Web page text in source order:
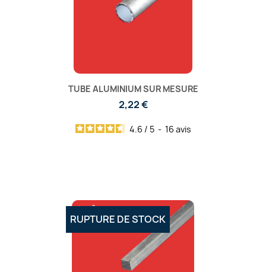
TUBE ALUMINIUM SUR MESURE
2,22 €
4.6 / 5 - 16 avis
RUPTURE DE STOCK